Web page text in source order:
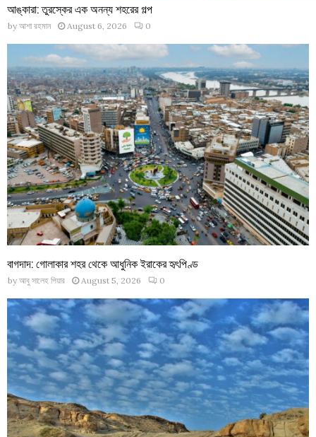
আঙ্কারা: তুরস্কের এক অনন্য শহরের গল্প
by আশা রহমান August 6, 2026 0
বাগদাদ: গোলাকার শহর থেকে আধুনিক ইরাকের হৃৎপিণ্ড
by আবু সালেহ পিয়ার August 5, 2026 0